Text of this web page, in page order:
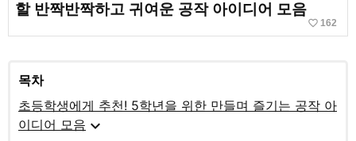
할 반짝반짝하고 귀여운 공작 아이디어 모음
favorite_border 162
목차
초등학생에게 추천! 5학년을 위한 만들며 즐기는 공작 아
이디어 모음 expand_more